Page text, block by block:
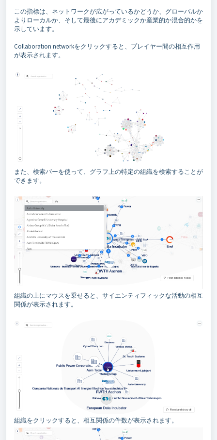
この指標は、ネットワークが広がっているかどうか、グローバルか
よりローカルか、そして最後にアカデミックか産業的か混合的かを
示しています。
Collaboration networkをクリックすると、プレイヤー間の相互作用
が表示されます。
また、検索バーを使って、グラフ上の特定の組織を検索することが
できます。
組織の上にマウスを乗せると、サイエンティフィックな活動の相互
関係が表示されます。
組織をクリックすると、相互関係の件数が表示されます。